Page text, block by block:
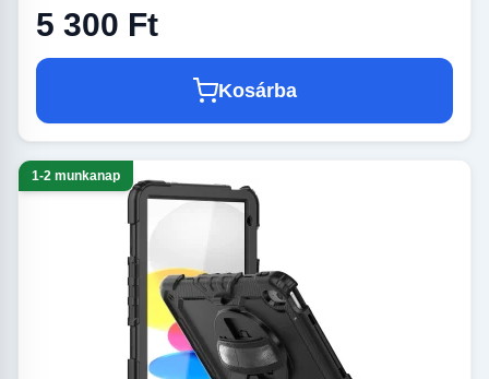
5 300 Ft
Kosárba
1-2 munkanap